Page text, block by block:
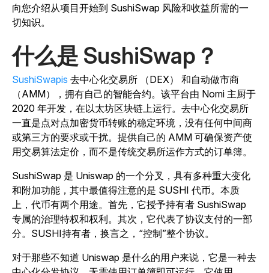
向您介绍从项目开始到 SushiSwap 风险和收益所需的一
切知识。
什么是 SushiSwap？
SushiSwapis 去中心化交易所 （DEX） 和自动做市商
（AMM），拥有自己的智能合约。该平台由 Nomi 主厨于
2020 年开发，在以太坊区块链上运行。去中心化交易所
一直是点对点加密货币转账的稳定环境，没有任何中间商
或第三方的要求或干扰。提供自己的 AMM 可确保资产使
用交易算法定价，而不是传统交易所运作方式的订单簿。
SushiSwap 是 Uniswap 的一个分叉，具有多种重大变化
和附加功能，其中最值得注意的是 SUSHI 代币。本质
上，代币有两个用途。首先，它授予持有者 SushiSwap
专属的治理特权和权利。其次，它代表了协议支付的一部
分。SUSHI持有者，换言之，“控制”整个协议。
对于那些不知道 Uniswap 是什么的用户来说，它是一种去